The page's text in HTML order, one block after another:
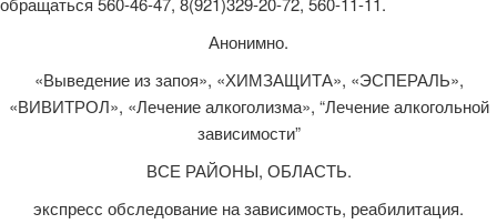
Анонимно.
«Выведение из запоя», «ХИМЗАЩИТА», «ЭСПЕРАЛЬ»,
«ВИВИТРОЛ», «Лечение алкоголизма», “Лечение алкогольной
зависимости”
ВСЕ РАЙОНЫ, ОБЛАСТЬ.
экспресс обследование на зависимость, реабилитация.